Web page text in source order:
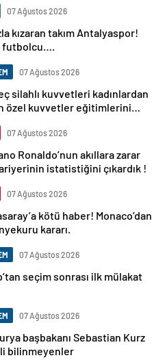
07 Ağustos 2026
kızaran takım Antalyaspor!
futbolcu….
07 Ağustos 2026
silahlı kuvvetleri kadınlardan
özel kuvvetler eğitimlerini
07 Ağustos 2026
Ronaldo’nun akıllara zarar
istatistiğini çıkardık !
07 Ağustos 2026
kötü haber! Monaco’dan
kararı.
07 Ağustos 2026
seçim sonrası ilk mülakat
07 Ağustos 2026
başbakanı Sebastian Kurz
bilinmeyenler